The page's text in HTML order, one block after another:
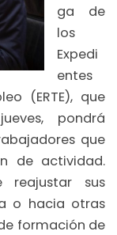
ga de
los
Expedi
entes
(ERTE), que
pondrá
que
de actividad.
reajustar sus
o hacia otras
formación de